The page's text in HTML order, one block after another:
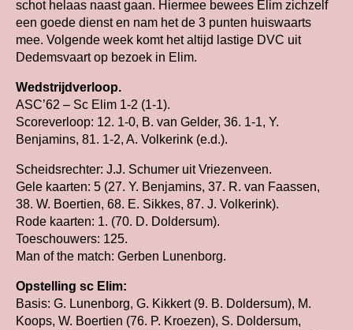
schot helaas naast gaan. Hiermee bewees Elim zichzelf
een goede dienst en nam het de 3 punten huiswaarts
mee. Volgende week komt het altijd lastige DVC uit
Dedemsvaart op bezoek in Elim.
Wedstrijdverloop.
ASC’62 – Sc Elim 1-2 (1-1).
Scoreverloop: 12. 1-0, B. van Gelder, 36. 1-1, Y.
Benjamins, 81. 1-2, A. Volkerink (e.d.).
Scheidsrechter: J.J. Schumer uit Vriezenveen.
Gele kaarten: 5 (27. Y. Benjamins, 37. R. van Faassen,
38. W. Boertien, 68. E. Sikkes, 87. J. Volkerink).
Rode kaarten: 1. (70. D. Doldersum).
Toeschouwers: 125.
Man of the match: Gerben Lunenborg.
Opstelling sc Elim:
Basis: G. Lunenborg, G. Kikkert (9. B. Doldersum), M.
Koops, W. Boertien (76. P. Kroezen), S. Doldersum,